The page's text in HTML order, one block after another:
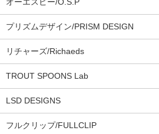
オーエスピー/O.S.P
プリズムデザイン/PRISM DESIGN
リチャーズ/Richaeds
TROUT SPOONS Lab
LSD DESIGNS
フルクリップ/FULLCLIP